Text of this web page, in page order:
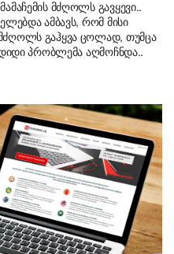
მძღოლს გავყევი..
ამბავს, რომ მისი
გაჰყვა ცოლად, თუმცა
პრობლემა აღმოჩნდა..